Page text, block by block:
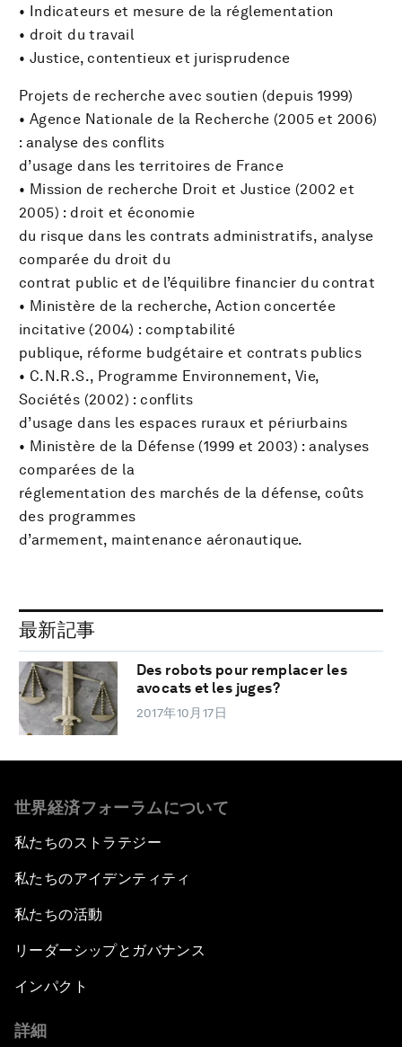
• Indicateurs et mesure de la réglementation
• droit du travail
• Justice, contentieux et jurisprudence
Projets de recherche avec soutien (depuis 1999)
• Agence Nationale de la Recherche (2005 et 2006)
: analyse des conflits
d’usage dans les territoires de France
• Mission de recherche Droit et Justice (2002 et
2005) : droit et économie
du risque dans les contrats administratifs, analyse
comparée du droit du
contrat public et de l’équilibre financier du contrat
• Ministère de la recherche, Action concertée
incitative (2004) : comptabilité
publique, réforme budgétaire et contrats publics
• C.N.R.S., Programme Environnement, Vie,
Sociétés (2002) : conflits
d’usage dans les espaces ruraux et périurbains
• Ministère de la Défense (1999 et 2003) : analyses
comparées de la
réglementation des marchés de la défense, coûts
des programmes
d’armement, maintenance aéronautique.
最新記事
Des robots pour remplacer les
avocats et les juges?
2017年10月17日
世界経済フォーラムについて
私たちのストラテジー
私たちのアイデンティティ
私たちの活動
リーダーシップとガバナンス
インパクト
詳細